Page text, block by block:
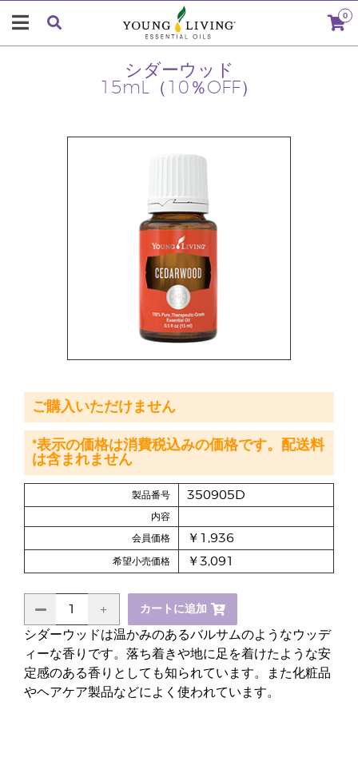
0
シダーウッド
15mL（10％OFF）
シダーウッドは温かみのあるバルサムのようなウッデ
ィーな香りです。落ち着きや地に足を着けたような安
定感のある香りとしても知られています。また化粧品
やヘアケア製品などによく使われています。
製品番号 350905D
内容
会員価格 ￥1,936
希望小売価格 ￥3,091
カートに追加
ご購入いただけません
*表示の価格は消費税込みの価格です。配送料
は含まれません